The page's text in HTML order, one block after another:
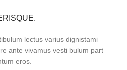
lectus varius dignistami
ante vivamus vesti bulum part
eros.